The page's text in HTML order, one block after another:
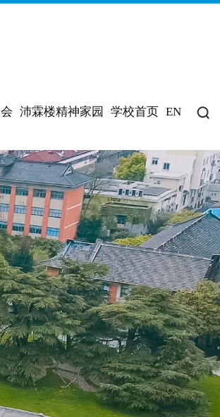
沛霖楼精神家园 学校首页 EN